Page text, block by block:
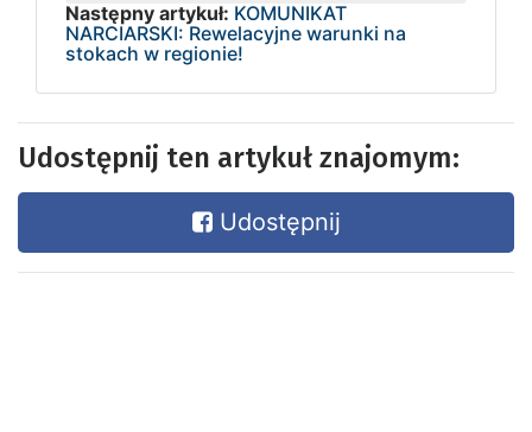
Następny artykuł: KOMUNIKAT
NARCIARSKI: Rewelacyjne warunki na
stokach w regionie!
Udostępnij ten artykuł znajomym:
Udostępnij